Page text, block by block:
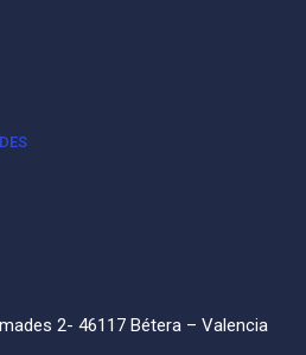
2- 46117 Bétera – Valencia